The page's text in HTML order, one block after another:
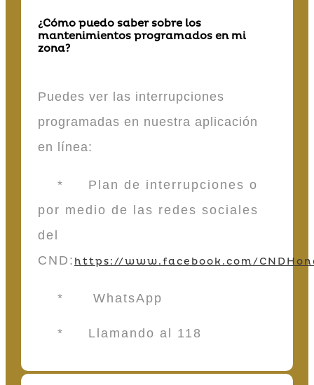
¿Cómo puedo saber sobre los
mantenimientos programados en mi
zona?
Puedes ver las interrupciones
programadas en nuestra aplicación
en línea:
* Plan de interrupciones o
por medio de las redes sociales
del
CND: https://www.facebook.com/
* WhatsApp
* Llamando al 118